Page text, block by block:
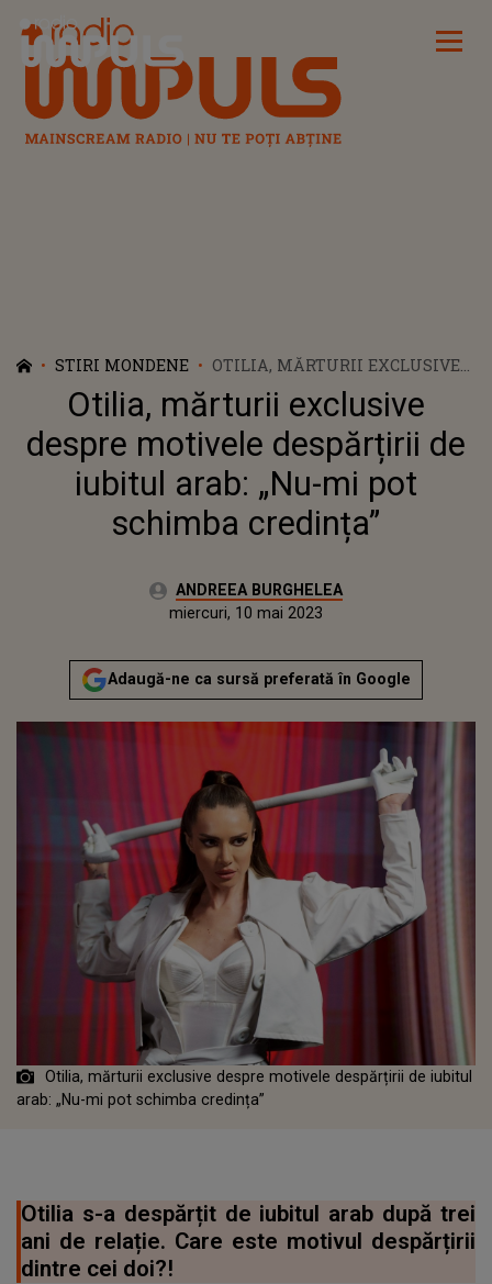
Radio Impuls
STIRI MONDENE
OTILIA, MĂRTURII EXCLUSIVE
DESPRE MOTIVELE DESPĂRȚIRII
DE IUBITUL ARAB: „NU-MI POT
SCHIMBA CREDINȚA”
Otilia, mărturii exclusive
despre motivele despărțirii de
iubitul arab: „Nu-mi pot
schimba credința”
Autor:ANDREEA BURGHELEA
Actualizat:
miercuri, 10 mai 2023
Adaugă-ne ca sursă preferată în Google
Otilia, mărturii exclusive despre motivele despărțirii de iubitul
arab: „Nu-mi pot schimba credința”
Otilia s-a despărțit de iubitul arab după trei
ani de relație. Care este motivul despărțirii
dintre cei doi?!